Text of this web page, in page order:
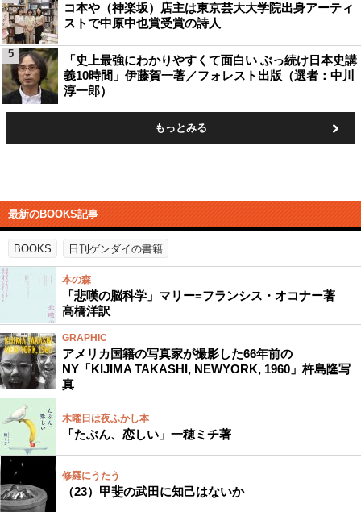
コ本や（神楽坂）店主は東京芸大大学院出身アーティ
ストで中原中也賞受賞の詩人
「史上最強にわかりやすくて面白い ぶっ続け日本史講
義10時間」伊藤賀一著／フォレスト出版（選者：中川
淳一郎）
5
もっとみる
最新のBOOKS記事
BOOKS 日刊ゲンダイの書籍
本の森
「悲嘆の脳科学」マリー=フランシス・オコナー著
高橋洋訳
GRAPHIC
アメリカ国籍の写真家が撮影した66年前の
NY「KIJIMA TAKASHI, NEWYORK, 1960」杵島隆写
真
木曜日は夜ふかし本
「たぶん、恋しい」一穂ミチ著
修羅にうたう
（23）甲斐の武田に知己はないか